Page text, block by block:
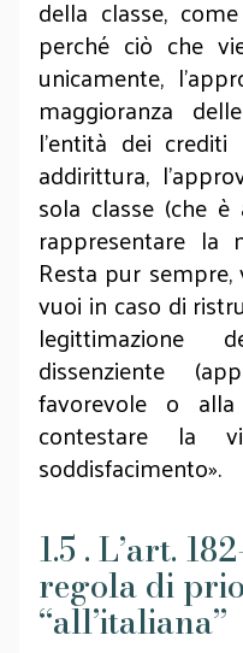
della classe,
perché ciò che
unicamente,
maggioranza
l’entità dei
addirittura,
sola classe (che
rappresentare la
Resta pur
vuoi in caso di
legittimazione
dissenziente
favorevole o
contestare la
soddisfacimento».
1.5 . L’art.
regola di
“all’italiana”